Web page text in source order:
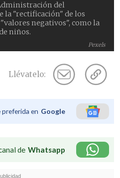
Pexels
del
la "rectificación" de los
negativos", como la
niños.
Llévatelo:
en Google
de Whatsapp